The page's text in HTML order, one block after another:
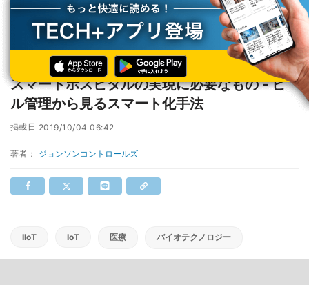
TECH+ テクノロジー
サイエンス
スマートホスピタルの実現に必要なもの - ビル管理から見るスマート化手法
スマートホスピタルの実現に必要なもの - ビ
ル管理から見るスマート化手法
掲載日 2019/10/04 06:42
著者： ジョンソンコントロールズ
IIoT IoT 医療 バイオテクノロジー